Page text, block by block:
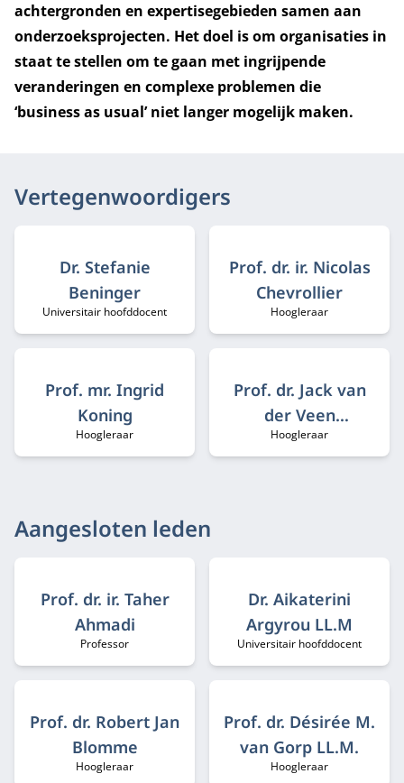
achtergronden en expertisegebieden samen aan
onderzoeksprojecten. Het doel is om organisaties in
staat te stellen om te gaan met ingrijpende
veranderingen en complexe problemen die
‘business as usual’ niet langer mogelijk maken.
Vertegenwoordigers
Dr. Stefanie
Beninger
Functietitel:
Universitair hoofddocent
Prof. dr. ir. Nicolas
Chevrollier
Functietitel:
Hoogleraar
Prof. mr. Ingrid
Koning
Functietitel:
Hoogleraar
Prof. dr. Jack van
der Veen
(Emeritus)
Functietitel:
Hoogleraar
Aangesloten leden
Prof. dr. ir. Taher
Ahmadi
Functietitel:
Professor
Dr. Aikaterini
Argyrou LL.M
Functietitel:
Universitair hoofddocent
Prof. dr. Robert Jan
Blomme
Functietitel:
Hoogleraar
Prof. dr. Désirée M.
van Gorp LL.M.
Functietitel:
Hoogleraar